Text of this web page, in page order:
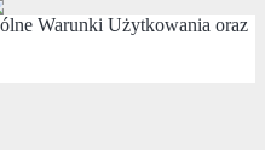
Warunki Użytkowania oraz